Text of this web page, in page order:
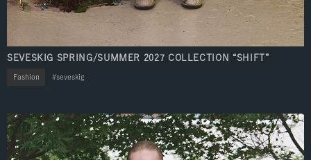
SEVESKIG SPRING/SUMMER 2027 COLLECTION “SHIFT”
Fashion seveskig